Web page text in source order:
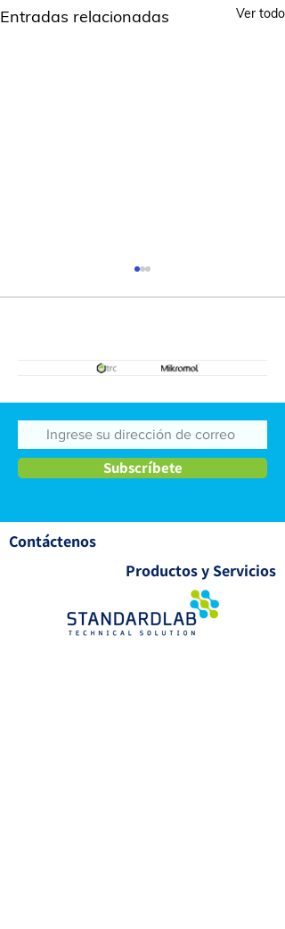
Entradas relacionadas Ver todo
Incertidumbre
Subscríbete
Contáctenos
Productos y Servicios